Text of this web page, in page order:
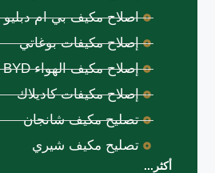
اصلاح مكيف بي ام دبليو
إصلاح مكيفات بوغاتي
إصلاح مكيف الهواء BYD
إصلاح مكيفات كاديلاك
تصليح مكيف شانجان
تصليح مكيف شيري
أكثر...